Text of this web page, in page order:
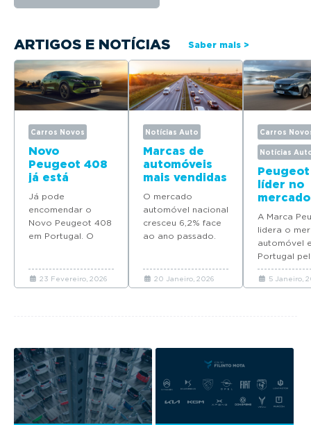
ARTIGOS E NOTÍCIAS Saber mais >
Carros Novos
Novo
Peugeot 408
já está
disponível
para
encomenda
em Portugal
Já pode
encomendar o
Novo Peugeot 408
em Portugal. O
com preços a
partir de 37.065
23 Fevereiro, 2026
Notícias Auto
Marcas de
automóveis
mais vendidas
em Portugal
em 2025
O mercado
automóvel nacional
cresceu 6,2% face
ao ano passado.
automóveis novos
venderam em
20 Janeiro, 2026
Carros
Notícias
líder no
mercado
quatro
modelos
Top 10
vendas
2025
A Marca
lidera o
automóvel
Portugal
ano
coloca
5 Janeiro,